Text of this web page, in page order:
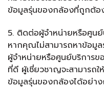
ข้อมูลรุ่นของกล้องที่ถูกต้อ
5. ติดต่อผู้จำหน่ายหรือศูนย์
หากคุณไม่สามารถหาข้อมู
ผู้จำหน่ายหรือศูนย์บริการข
ที่ดี ผู้เชี่ยวชาญจะสามารถใ
ข้อมูลรุ่นของกล้องได้อย่าง